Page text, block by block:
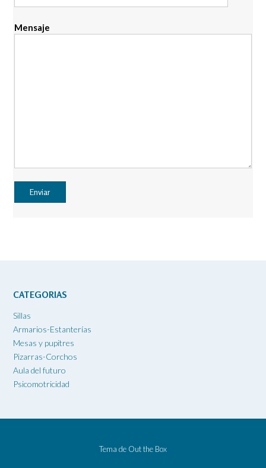
Mensaje
CATEGORIAS
Sillas
Armarios-Estanterías
Mesas y pupitres
Pizarras-Corchos
Aula del futuro
Psicomotricidad
Tema de Out the Box